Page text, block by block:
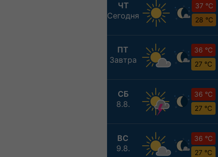
ЧТ
Сегодня
37 °C
28 °C
ПТ
Завтра
36 °C
27 °C
СБ
8.8.
36 °C
27 °C
ВС
9.8.
36 °C
27 °C